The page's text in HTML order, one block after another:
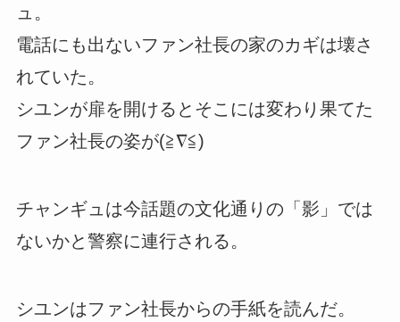
ュ。
電話にも出ないファン社長の家のカギは壊さ
れていた。
シユンが扉を開けるとそこには変わり果てた
ファン社長の姿が(≧∇≦)
チャンギュは今話題の文化通りの「影」では
ないかと警察に連行される。
シユンはファン社長からの手紙を読んだ。